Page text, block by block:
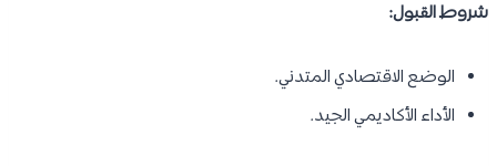
شروط القبول:
الوضع الاقتصادي المتدني.
الأداء الأكاديمي الجيد.